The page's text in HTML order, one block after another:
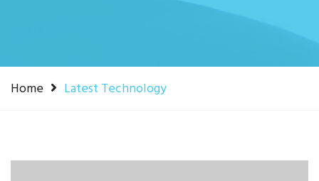
Home Latest Technology